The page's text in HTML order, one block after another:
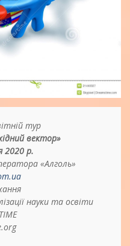
тур
вектор»
2020 р.
«Алголь»
.ua
науки та освіти
.org